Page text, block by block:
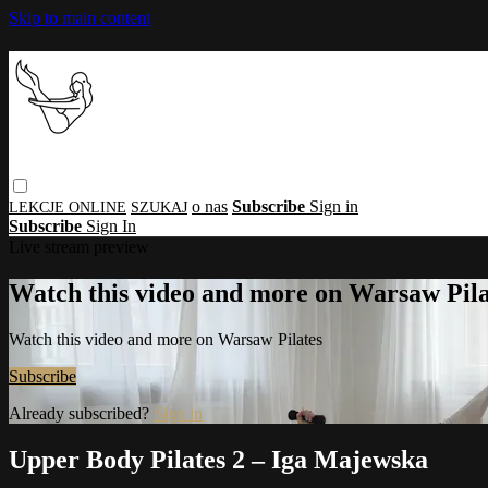
Skip to main content
o nas Subscribe Sign in
Subscribe Sign In
Watch this video and more on Warsaw
Watch this video and more on Warsaw Pilates
Subscribe
Already subscribed? Sign in
Upper Body Pilates 2 – Iga Majewska